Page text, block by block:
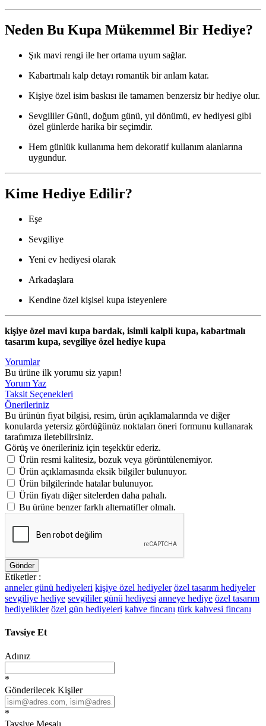
Neden Bu Kupa Mükemmel Bir Hediye?
Şık mavi rengi ile her ortama uyum sağlar.
Kabartmalı kalp detayı romantik bir anlam katar.
Kişiye özel isim baskısı ile tamamen benzersiz bir hediye olur.
Sevgililer Günü, doğum günü, yıl dönümü, ev hediyesi gibi
özel günlerde harika bir seçimdir.
Hem günlük kullanıma hem dekoratif kullanım alanlarına
uygundur.
Kime Hediye Edilir?
Eşe
Sevgiliye
Yeni ev hediyesi olarak
Arkadaşlara
Kendine özel kişisel kupa isteyenlere
kişiye özel mavi kupa bardak, isimli kalpli kupa, kabartmalı
tasarım kupa, sevgiliye özel hediye kupa
Yorumlar
Bu ürüne ilk yorumu siz yapın!
Yorum Yaz
Taksit Seçenekleri
Önerileriniz
Bu ürünün fiyat bilgisi, resim, ürün açıklamalarında ve diğer
konularda yetersiz gördüğünüz noktaları öneri formunu kullanarak
tarafımıza iletebilirsiniz.
Görüş ve önerileriniz için teşekkür ederiz.
Ürün resmi kalitesiz, bozuk veya görüntülenemiyor.
Ürün açıklamasında eksik bilgiler bulunuyor.
Ürün bilgilerinde hatalar bulunuyor.
Ürün fiyatı diğer sitelerden daha pahalı.
Bu ürüne benzer farklı alternatifler olmalı.
Gönder
Etiketler :
anneler günü hediyeleri kişiye özel hediyeler özel tasarım hediyeler
sevgiliye hediye sevgililer günü hediyesi anneye hediye özel tasarım
hediyelikler özel gün hediyeleri kahve fincanı türk kahvesi fincanı
Tavsiye Et
Adınız
*
Gönderilecek Kişiler
*
Tavsiye Mesajı